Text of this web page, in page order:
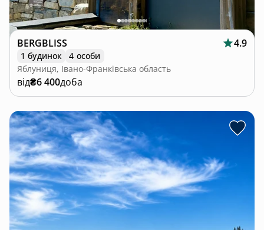
BERGBLISS 4.9
1 будинок
4 особи
Яблуниця, Івано-Франківська область
від₴6 400доба